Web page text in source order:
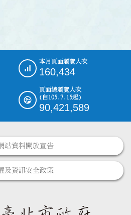
本月頁面瀏覽人次
160,434
頁面總瀏覽人次
(自105.7.15起)
90,421,589
站資料開放宣告
及資訊安全政策